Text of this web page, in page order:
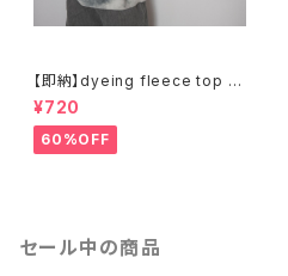
【即納】dyeing fleece top フ
リーストップス
¥720
60%OFF
セール中の商品